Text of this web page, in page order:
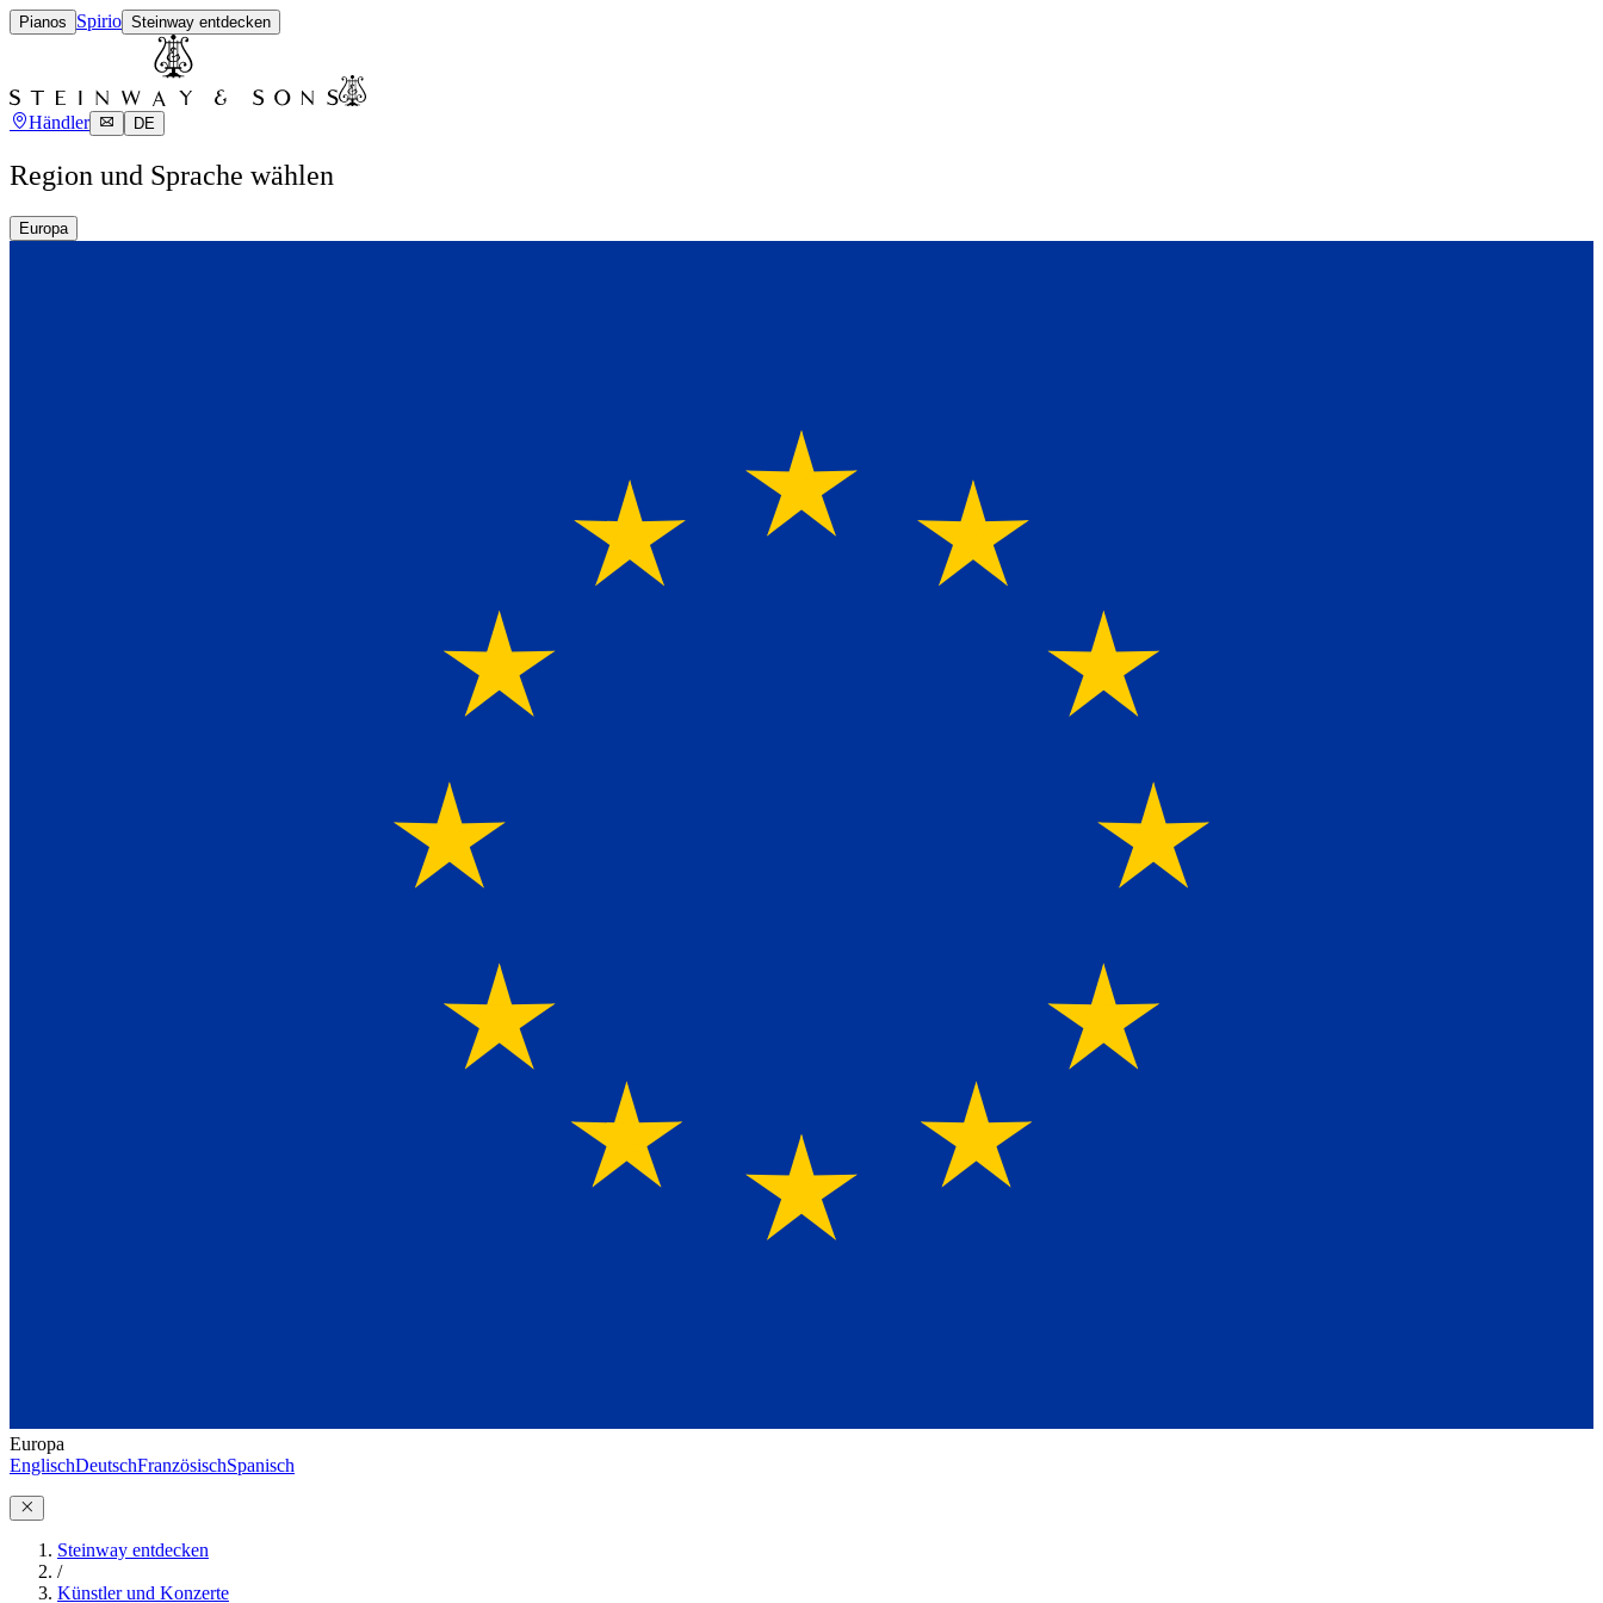
Pianos Spirio Steinway entdecken
Händler DE
Region und Sprache wählen
Europa
Europa
EnglischDeutschFranzösischSpanisch
Steinway entdecken
/
Künstler und Konzerte